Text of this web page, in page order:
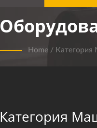
Home /
Категория